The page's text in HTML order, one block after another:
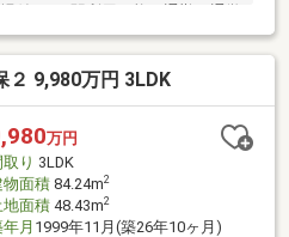
子育てに嬉しいエリア・探し始
えします！＊ご来店頂きアンケ
ト！■交通アクセス■・JR山手線
利用可-------------------お気軽に下
》ボタンをクリック！又は大和
)まで
２ 9,980万円 3LDK
万円
取り 3LDK
物面積84.24m2
地面積48.43m2
年月1999年11月(築26年10ヶ月)